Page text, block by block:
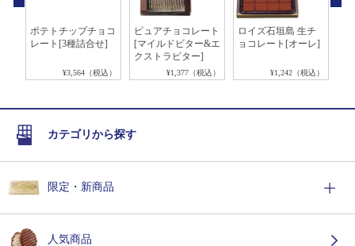
ポテトチップチョコ
レート[3種詰合せ]
¥3,564（税込）
ピュアチョコレート
[マイルドビター&エ
クストラビター]
¥1,377（税込）
ロイズ石垣島 生チ
ョコレート[オーレ]
¥1,242（税込）
カテゴリから探す
限定・新商品
人気商品